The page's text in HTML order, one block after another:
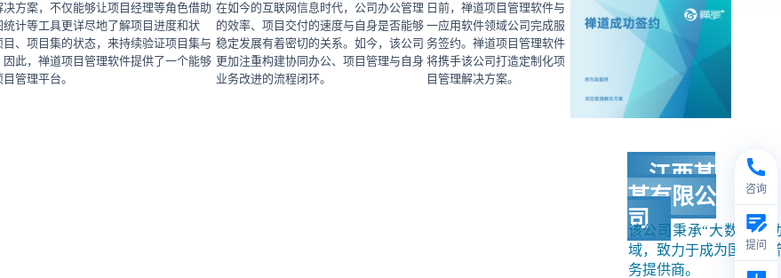
江西某
某有限公
司
该公司秉承“大数据驱
域，致力于成为国内一
务提供商。
日前，禅道项目管理软件与
一应用软件领域公司完成服
务签约。禅道项目管理软件
将携手该公司打造定制化项
目管理解决方案。
在如今的互联网信息时代，公司办公管理
的效率、项目交付的速度与自身是否能够
稳定发展有着密切的关系。如今，该公司
更加注重构建协同办公、项目管理与自身
业务改进的流程闭环。
方案，不仅能够让项目经理等角色借助
计等工具更详尽地了解项目进度和状
、项目集的状态，来持续验证项目集与
此，禅道项目管理软件提供了一个能够
管理平台。
咨询
提问